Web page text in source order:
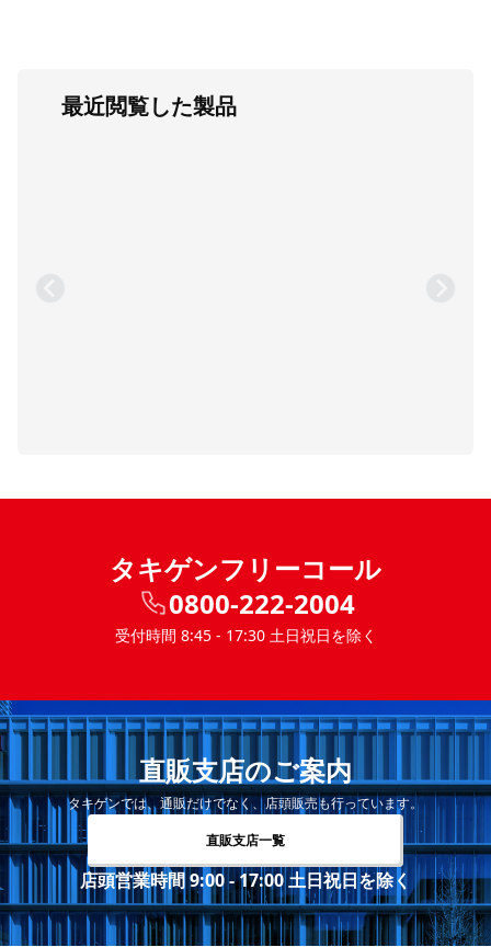
最近閲覧した製品
タキゲンフリーコール
0800-222-2004
受付時間 8:45 - 17:30 土日祝日を除く
直販支店のご案内
タキゲンでは、通販だけでなく、店頭販売も行っています。
直販支店一覧
店頭営業時間 9:00 - 17:00 土日祝日を除く